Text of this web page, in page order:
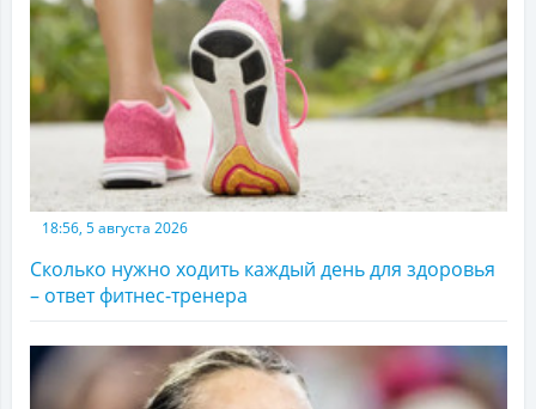
18:56, 5 августа 2026
Сколько нужно ходить каждый день для здоровья
– ответ фитнес-тренера